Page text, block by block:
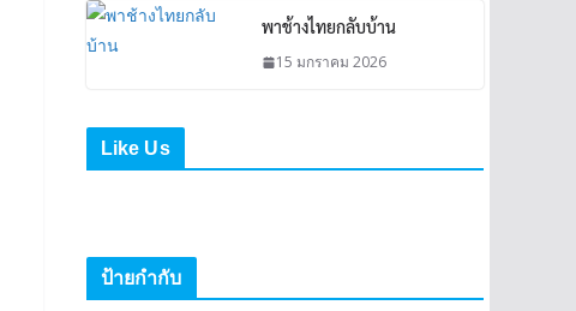
พาช้างไทยกลับบ้าน
15 มกราคม 2026
Like Us
ป้ายกำกับ